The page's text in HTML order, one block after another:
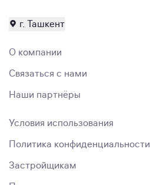
г. Ташкент
О компании
Связаться с нами
Наши партнёры
Условия использования
Политика конфиденциальности
Застройщикам